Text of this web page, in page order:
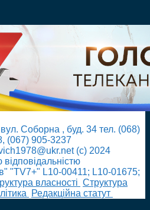
Соборна , буд. 34 тел. (068)
(067) 905-3237
(с) 2024
"TV7+" L10-00411; L10-01675;
власності Cтруктура
Редакційна статут